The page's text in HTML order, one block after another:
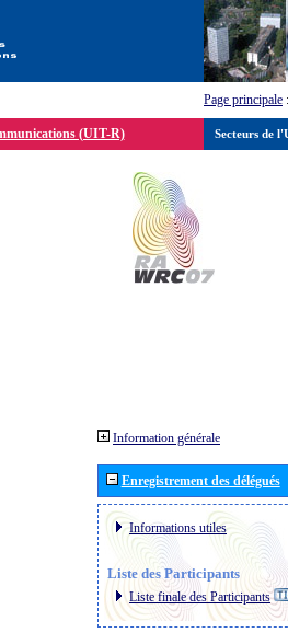
Page principale :
(UIT-R)
Information générale
Enregistrement des délégués
Informations utiles
Liste des Participants
Liste finale des Participants
Secteurs de